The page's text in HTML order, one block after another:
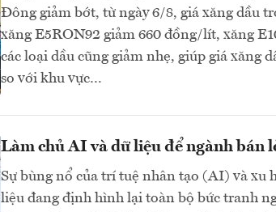
Đông giảm bớt, từ ngày 6/8, giá xăng dầu
xăng E5RON92 giảm 660 đồng/lít, xăng
các loại dầu cũng giảm nhẹ, giúp giá xăng
so với khu vực…
Làm chủ AI và dữ liệu để ngành bán
Sự bùng nổ của trí tuệ nhân tạo (AI) và xu
liệu đang định hình lại toàn bộ bức tranh